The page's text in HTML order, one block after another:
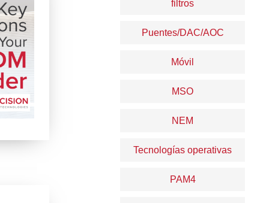
filtros
Puentes/DAC/AOC
Móvil
MSO
NEM
Tecnologías operativas
PAM4